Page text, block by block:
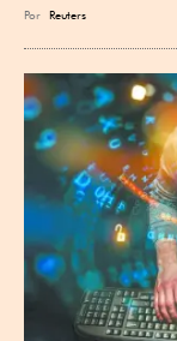
Por Reuters